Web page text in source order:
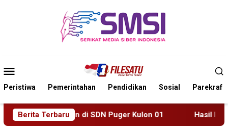
Mobile
Peristiwa Pemerintahan Pendidikan Sosial Parekraf
Berita Terbaru
Kulon 01 Hasil Mediasi Dinilai “Nol”, Warga Desa